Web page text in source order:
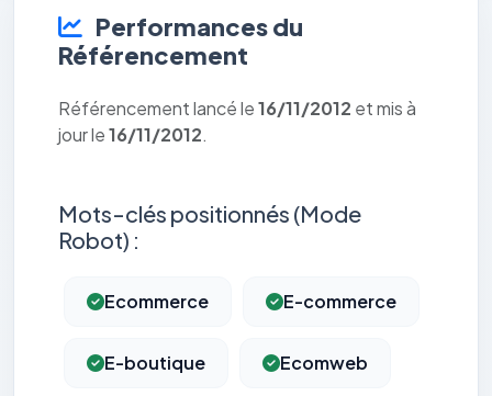
Performances du
Référencement
Référencement lancé le16/11/2012 et mis à
jour le16/11/2012.
Mots-clés positionnés (Mode
Robot) :
Ecommerce E-commerce
E-boutique Ecomweb